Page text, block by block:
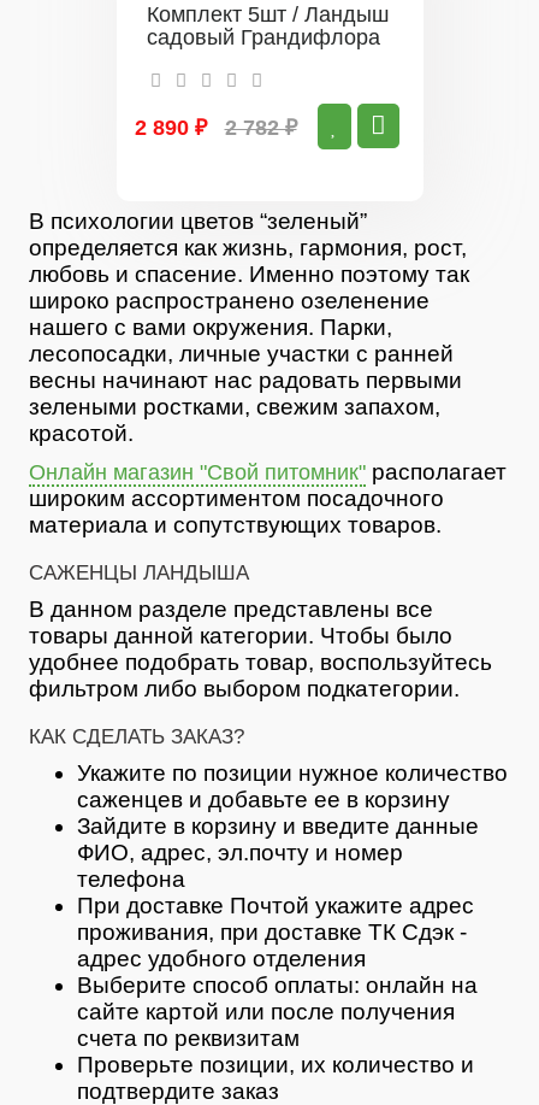
Комплект 5шт / Ландыш
садовый Грандифлора
2 890 ₽ 2 782 ₽
В психологии цветов “зеленый”
определяется как жизнь, гармония, рост,
любовь и спасение. Именно поэтому так
широко распространено озеленение
нашего с вами окружения. Парки,
лесопосадки, личные участки с ранней
весны начинают нас радовать первыми
зелеными ростками, свежим запахом,
красотой.
Онлайн магазин "Свой питомник" располагает
широким ассортиментом посадочного
материала и сопутствующих товаров.
САЖЕНЦЫ ЛАНДЫША
В данном разделе представлены все
товары данной категории. Чтобы было
удобнее подобрать товар, воспользуйтесь
фильтром либо выбором подкатегории.
КАК СДЕЛАТЬ ЗАКАЗ?
Укажите по позиции нужное количество
саженцев и добавьте ее в корзину
Зайдите в корзину и введите данные
ФИО, адрес, эл.почту и номер
телефона
При доставке Почтой укажите адрес
проживания, при доставке ТК Сдэк -
адрес удобного отделения
Выберите способ оплаты: онлайн на
сайте картой или после получения
счета по реквизитам
Проверьте позиции, их количество и
подтвердите заказ